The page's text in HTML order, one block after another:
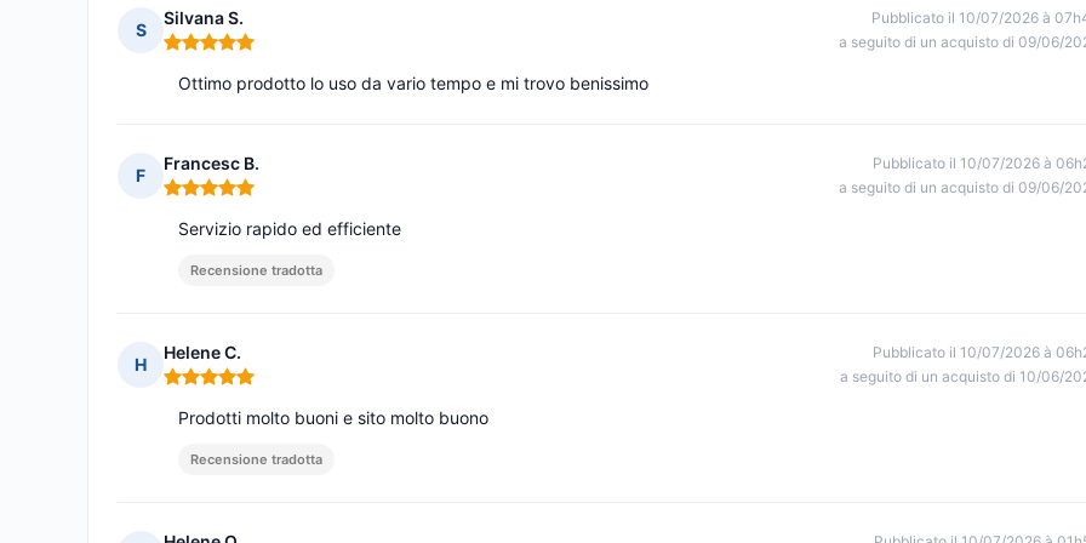
S
Silvana S.
Nota: 5 su 5
Pubblicato il 10/07/2026 à
a seguito di un acquisto di 09/06/
Ottimo prodotto lo uso da vario tempo e mi trovo benissimo
F
Francesc B.
Nota: 5 su 5
Pubblicato il 10/07/2026 à
a seguito di un acquisto di 09/06/
Servizio rapido ed efficiente
Recensione tradotta
H
Helene C.
Nota: 5 su 5
Pubblicato il 10/07/2026 à
a seguito di un acquisto di 10/06/
Prodotti molto buoni e sito molto buono
Recensione tradotta